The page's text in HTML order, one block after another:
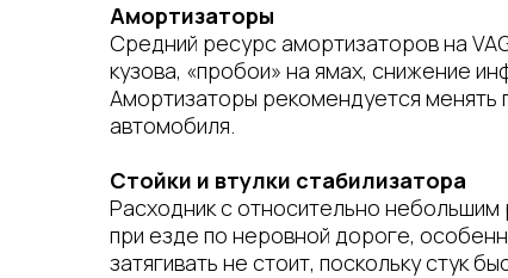
Амортизаторы
Средний ресурс амортизаторов на
кузова, «пробои» на ямах, снижение
Амортизаторы рекомендуется менять
автомобиля.
Стойки и втулки стабилизатора
Расходник с относительно
при езде по неровной дороге,
затягивать не стоит, поскольку стук